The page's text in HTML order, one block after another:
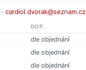
· cardiol.dvorak@seznam.cz
DOP.
dle objednání
dle objednání
dle objednání